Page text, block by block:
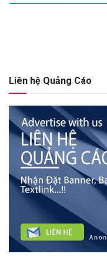
Liên hệ Quảng Cáo